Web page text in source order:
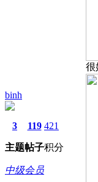
binh
3
主题
119
帖子
421
积分
中级会员
很